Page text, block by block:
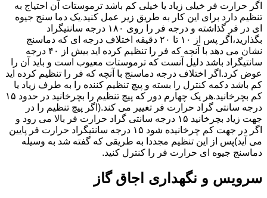
اگر حرارت فر خیلی زیاد یا خیلی کم باشد ترموستات آن احتیاج به
تنظیم دارد برای این کار به طریق زیر عمل کنید.یک دما سنج جیوه
ای در فر گذاشته و درجه فر را روی ۱۸۰ درجه سانتیگراد
بگذارید،اگر پس از ۱۰ تا ۲۰ دقیقه اختلاف درجه ای که دماسنج
نشان می دهد با آنچه که فر را تنظیم کرده اید بیش از ۴۰ درجه
سانتیگراد باشد دلیل آنست که ترموستات معیوب است و باید آن را
عوض کرد.اگر اختلاف درجه دماسنج با آنچه که فر را تنظیم کرده اید
کم باشد دکمه کنترل را بسته و پیچ تنظیم کننده را به طرف زیاد یا
کم بچرخانید.هر یک چهارم دور که پیچ تنظیم را بچرخانید در حدود ۱۵
درجه سانتی گراد حرارت فر تغییر می کند.(اگر پیچ تنظیم را در
جهت زیاد بچرخانید ۱۵ درجه سانتی گراد حرارت فر بالا می رود و
اگر در جهت کم چرخانیده شود ۱۵ درجه سانتیگراد حرارت فر پایین
می آید)پس از این تنظیم مجددا به طریقی که گفته شد به وسیله
دماسنج جیوه ای حرارت فر را کنترل کنید.
سرویس و نگهداری اجاق گاز